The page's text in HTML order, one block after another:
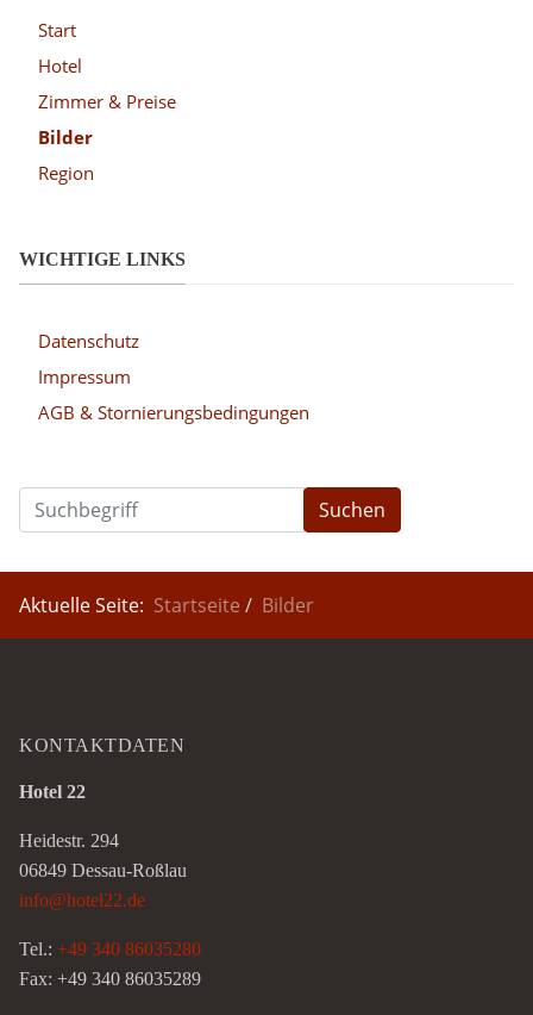
Start
Hotel
Zimmer & Preise
Bilder
Region
WICHTIGE LINKS
Datenschutz
Impressum
AGB & Stornierungsbedingungen
Suchen
Aktuelle Seite: Startseite Bilder
KONTAKTDATEN
Hotel 22
Heidestr. 294
06849 Dessau-Roßlau
info@hotel22.de
Tel.: +49 340 86035280
Fax: +49 340 86035289